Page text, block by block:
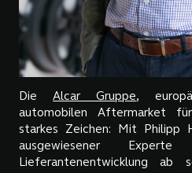
DieAlcar Gruppe,
automobilen Aftermarket
starkes Zeichen: Mit Philipp
ausgewiesener
Lieferantenentwicklung